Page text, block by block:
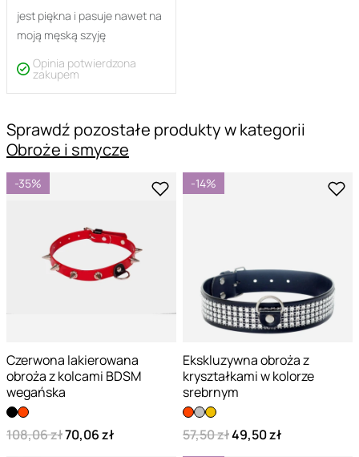
jest piękna i pasuje nawet na
moją męską szyję
Opinia potwierdzona
zakupem
Sprawdź pozostałe produkty w kategorii
Obroże i smycze
-35%
Czerwona lakierowana
obroża z kolcami BDSM
wegańska
108,06 zł70,06 zł
-14%
Ekskluzywna obroża z
kryształkami w kolorze
srebrnym
57,50 zł49,50 zł